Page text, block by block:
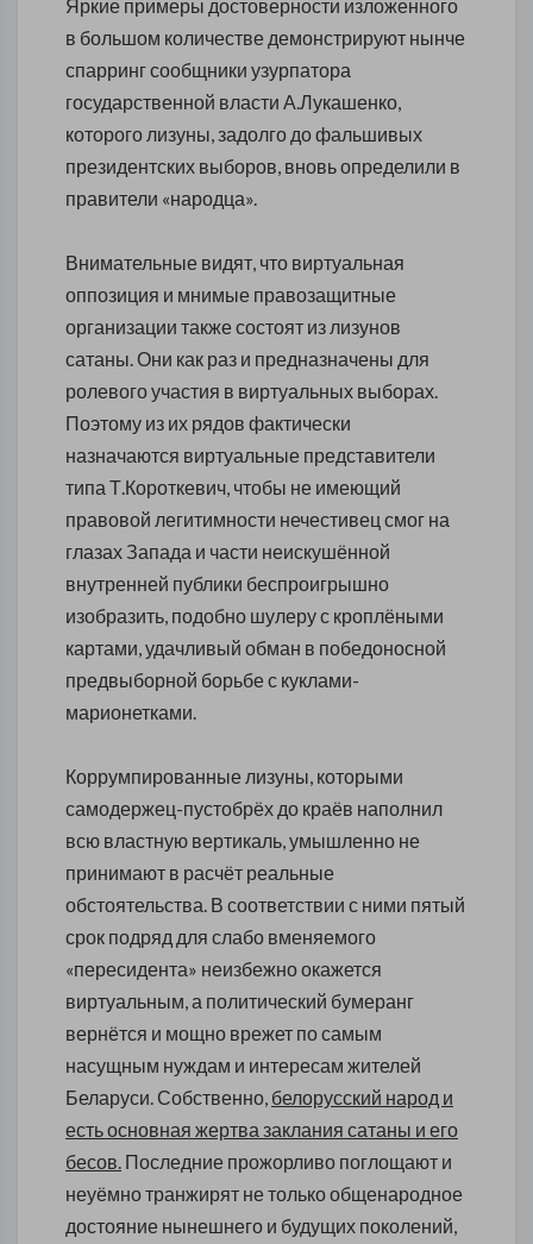
Яркие примеры достоверности изложенного
в большом количестве демонстрируют нынче
спарринг сообщники узурпатора
государственной власти А.Лукашенко,
которого лизуны, задолго до фальшивых
президентских выборов, вновь определили в
правители «народца».
Внимательные видят, что виртуальная
оппозиция и мнимые правозащитные
организации также состоят из лизунов
сатаны. Они как раз и предназначены для
ролевого участия в виртуальных выборах.
Поэтому из их рядов фактически
назначаются виртуальные представители
типа Т.Короткевич, чтобы не имеющий
правовой легитимности нечестивец смог на
глазах Запада и части неискушённой
внутренней публики беспроигрышно
изобразить, подобно шулеру с кроплёными
картами, удачливый обман в победоносной
предвыборной борьбе с куклами-
марионетками.
Коррумпированные лизуны, которыми
самодержец-пустобрёх до краёв наполнил
всю властную вертикаль, умышленно не
принимают в расчёт реальные
обстоятельства. В соответствии с ними пятый
срок подряд для слабо вменяемого
«пересидента» неизбежно окажется
виртуальным, а политический бумеранг
вернётся и мощно врежет по самым
насущным нуждам и интересам жителей
Беларуси. Собственно, белорусский народ и
есть основная жертва заклания сатаны и его
бесов. Последние прожорливо поглощают и
неуёмно транжирят не только общенародное
достояние нынешнего и будущих поколений,